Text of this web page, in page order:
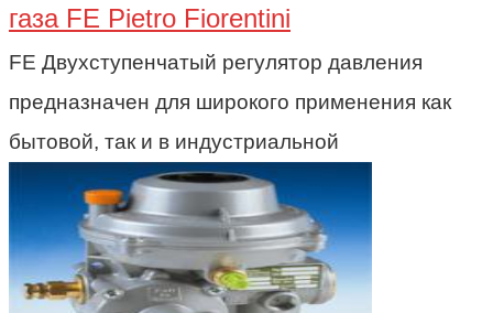
газа FE Pietro Fiorentini
FE Двухступенчатый регулятор давления
предназначен для широкого применения как
бытовой, так и в индустриальной